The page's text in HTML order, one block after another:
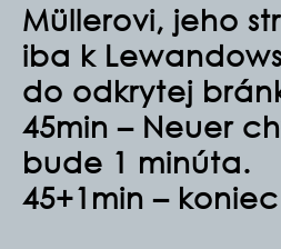
Müllerovi, jeho
iba k
do odkrytej
45min – Neuer
bude 1 minúta.
45+1min –